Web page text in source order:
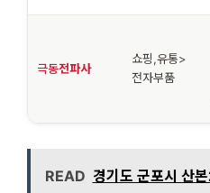
극동전파사
쇼핑,유통>
전자부품
READ 경기도 군포시 산